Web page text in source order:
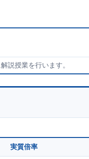
説授業を行います。
実質倍率